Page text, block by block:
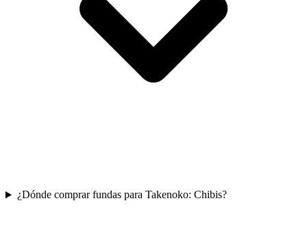
¿Dónde comprar fundas para Takenoko: Chibis?